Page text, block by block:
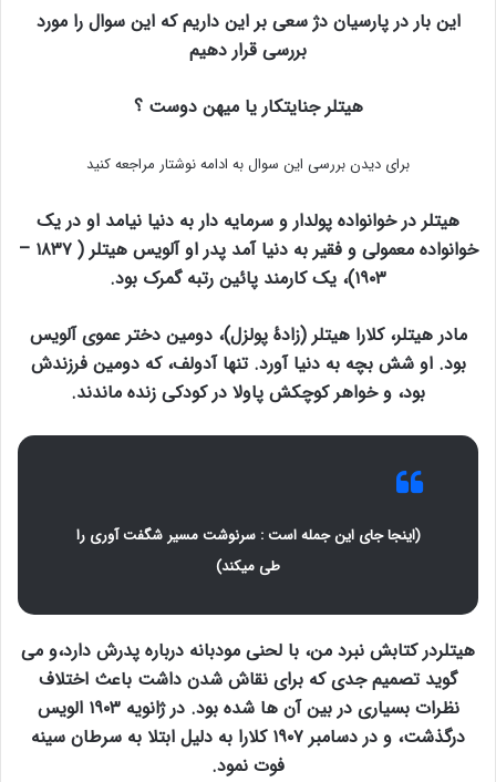
این بار در پارسیان دژ سعی بر این داریم که این سوال را مورد
بررسی قرار دهیم
هیتلرجنایتکاریامیهن دوست ؟
برای دیدن بررسی این سوال به ادامه نوشتار مراجعه کنید
هیتلر در خوانواده پولدار و سرمایه دار به دنیا نیامد او در یک
خوانواده معمولی و فقیر به دنیا آمد پدر او آلویس هیتلر ( ۱۸۳۷ –
۱۹۰۳)، یک کارمند پائین رتبه گمرک بود.
مادر هیتلر، کلارا هیتلر (زادهٔ پولزل)، دومین دختر عموی آلویس
بود. او شش بچه به دنیا آورد. تنها آدولف، که دومین فرزندش
بود، و خواهر کوچکش پاولا در کودکی زنده ماندند.
(اینجا جای این جمله است : سرنوشت مسیر شگفت آوری را
طی میکند)
هیتلردر کتابش نبرد من، با لحنی مودبانه درباره پدرش دارد،و می
گوید تصمیم جدی که برای نقاش شدن داشت باعث اختلاف
نظرات بسیاری در بین آن ها شده بود. در ژانویه ۱۹۰۳ الویس
درگذشت، و در دسامبر ۱۹۰۷ کلارا به دلیل ابتلا به سرطان سینه
فوت نمود.